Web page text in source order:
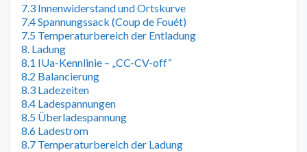
7.3 Innenwiderstand und Ortskurve
7.4 Spannungssack (Coup de Fouét)
7.5 Temperaturbereich der Entladung
8. Ladung
8.1 IUa-Kennlinie – „CC-CV-off“
8.2 Balancierung
8.3 Ladezeiten
8.4 Ladespannungen
8.5 Überladespannung
8.6 Ladestrom
8.7 Temperaturbereich der Ladung